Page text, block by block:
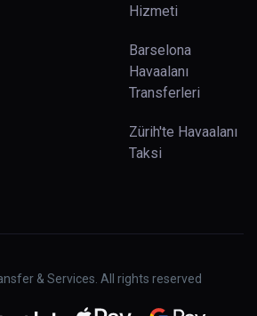
Hizmeti
Barselona
Havaalanı
Transferleri
Zürih'te Havaalanı
Taksi
& Services. All rights reserved